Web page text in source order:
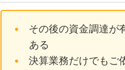
その後の資金調達が
ある
決算業務だけでもご